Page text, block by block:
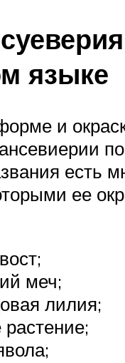
языке
и
есть
ее
меч;
лилия;